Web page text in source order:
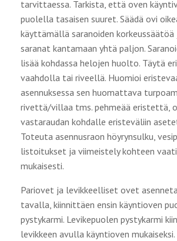
tarvittaessa. Tarkista, että oven
puolella tasaisen suuret. Säädä ovi
käyttämällä saranoiden korkeussäätöä
saranat kantamaan yhtä paljon.
lisää kohdassa helojen huolto. Täytä
vaahdolla tai riveellä. Huomioi
asennuksessa sen huomattava
rivettä/villaa tms. pehmeää eristettä,
vastaraudan kohdalle eristeväliin
Toteuta asennusraon höyrynsulku,
listoitukset ja viimeistely kohteen
mukaisesti.
Pariovet ja levikkeelliset ovet
tavalla, kiinnittäen ensin käyntioven
pystykarmi. Levikepuolen pystykarmi
levikkeen avulla käyntioven mukaiseksi.